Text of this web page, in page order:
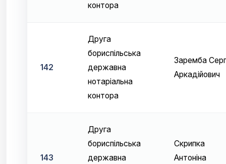
контора
142
Друга
бориспільська
державна
нотаріальна
контора
Заремба
Аркадійович
143
Друга
бориспільська
державна
Скрипка
Антоніна